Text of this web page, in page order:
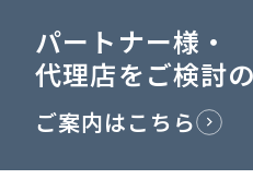
パートナー様・
代理店をご検討
ご案内はこちら